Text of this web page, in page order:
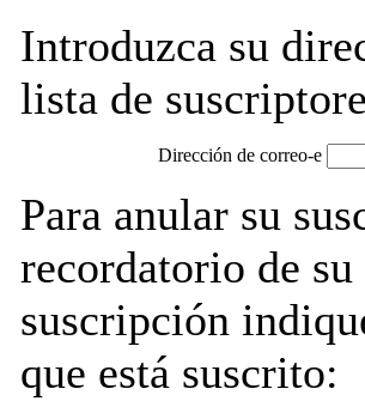
Introduzca su
lista de
Dirección de correo-e
Para anular su
recordatorio de
suscripción
que está suscrito: